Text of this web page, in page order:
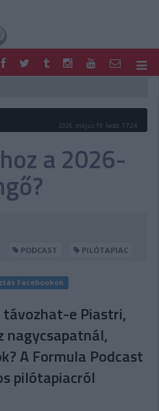
MOTOR
SHOP
TIPPJÁTÉK
PONTÁLLÁSOK
2026. május 19. kedd, 17:24
a 2026-
PODCAST PILÓTAPIAC
Facebookon
távozhat-e Piastri,
nagycsapatnál,
A Formula Podcast
pilótapiacról